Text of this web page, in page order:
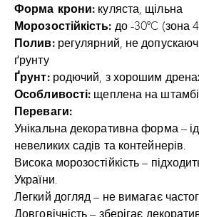
Форма крони: куляста, щільна
Морозостійкість: до -30°C (зона
Полив:регулярний, не
ґрунту
Ґрунт:родючий, з хорошим
Особливості: щеплена на
Переваги:
Унікальна декоративна форма –
невеликих садів та контейнерів.
Висока морозостійкість –
України.
Легкий догляд – не вимагає
Довговічність – зберігає